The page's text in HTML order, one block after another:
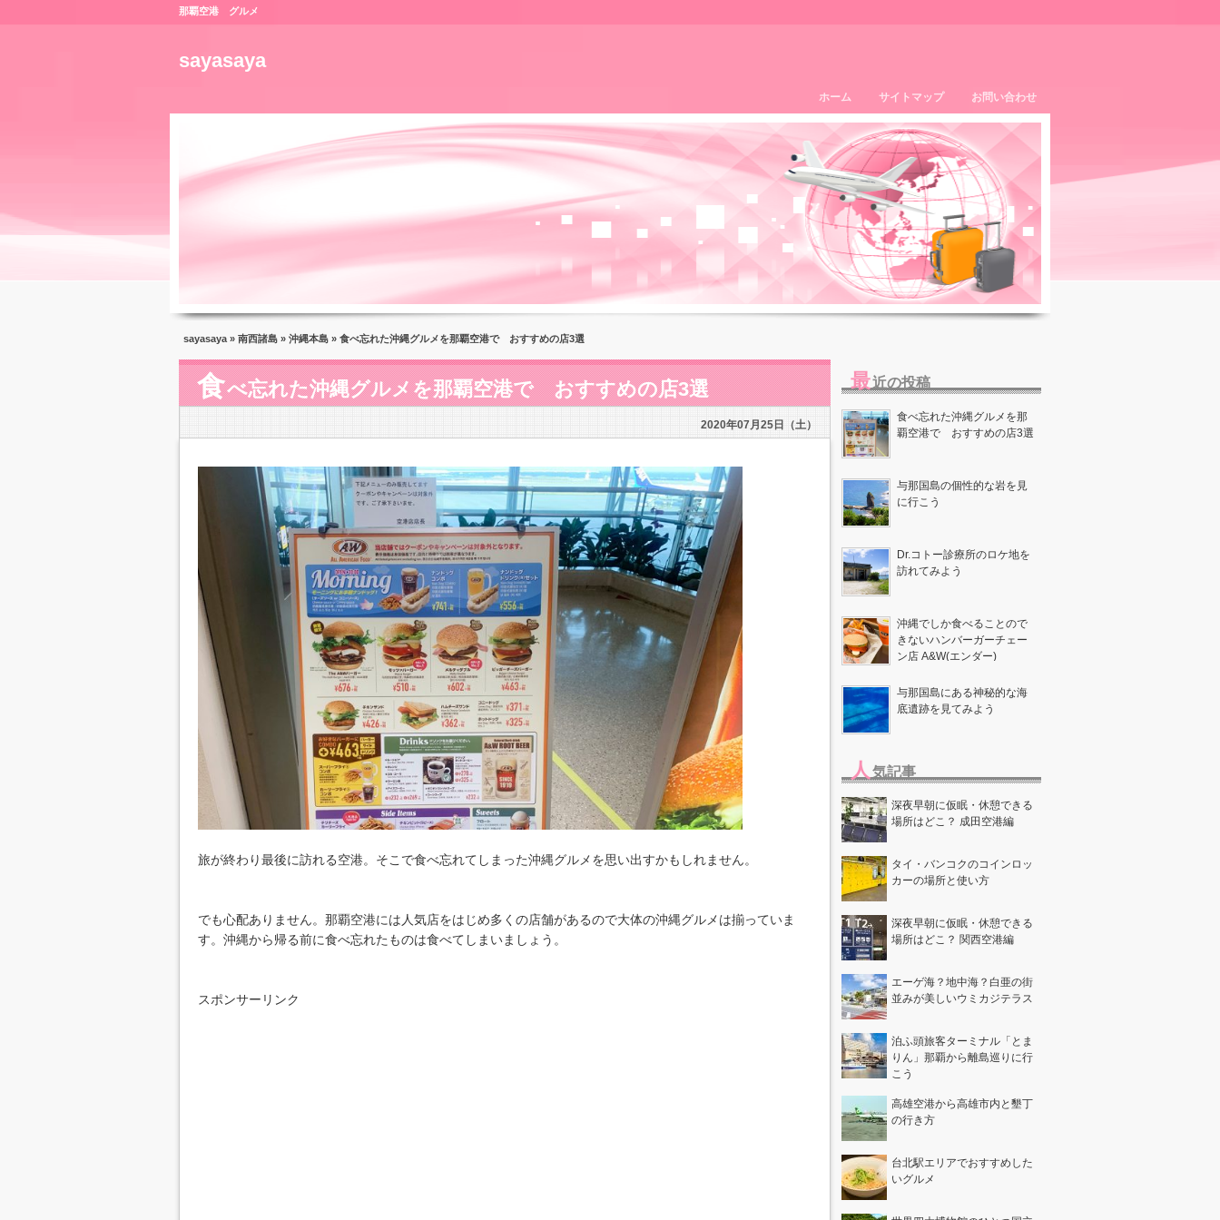
那覇空港 グルメ
sayasaya
ホーム サイトマップ お問い合わせ
sayasaya» 南西諸島» 沖縄本島» 食べ忘れた沖縄グルメを那覇空港で おすすめの店3選
食べ忘れた沖縄グルメを那覇空港で おすすめの店3選
2020年07月25日（土）
旅が終わり最後に訪れる空港。そこで食べ忘れてしまった沖縄グルメを思い出すかもしれません。
でも心配ありません。那覇空港には人気店をはじめ多くの店舗があるので大体の沖縄グルメは揃っていま
す。沖縄から帰る前に食べ忘れたものは食べてしまいましょう。
スポンサーリンク
最近の投稿
食べ忘れた沖縄グルメを那
覇空港で おすすめの店3選
与那国島の個性的な岩を見
に行こう
Dr.コトー診療所のロケ地を
訪れてみよう
沖縄でしか食べることので
きないハンバーガーチェー
ン店 A&W(エンダー)
与那国島にある神秘的な海
底遺跡を見てみよう
人気記事
深夜早朝に仮眠・休憩できる
場所はどこ？ 成田空港編
タイ・バンコクのコインロッ
カーの場所と使い方
深夜早朝に仮眠・休憩できる
場所はどこ？ 関西空港編
エーゲ海？地中海？白亜の街
並みが美しいウミカジテラス
泊ふ頭旅客ターミナル「とま
りん」那覇から離島巡りに行
こう
高雄空港から高雄市内と墾丁
の行き方
台北駅エリアでおすすめした
いグルメ